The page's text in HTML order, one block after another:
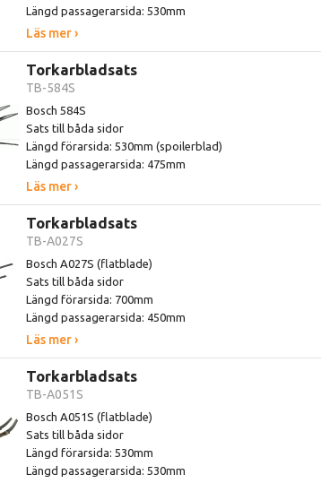
Längd passagerarsida: 530mm
Läs mer ›
Torkarbladsats
TB-584S
Bosch 584S
Sats till båda sidor
Längd förarsida: 530mm (spoilerblad)
Längd passagerarsida: 475mm
Läs mer ›
Torkarbladsats
TB-A027S
Bosch A027S (flatblade)
Sats till båda sidor
Längd förarsida: 700mm
Längd passagerarsida: 450mm
Läs mer ›
Torkarbladsats
TB-A051S
Bosch A051S (flatblade)
Sats till båda sidor
Längd förarsida: 530mm
Längd passagerarsida: 530mm